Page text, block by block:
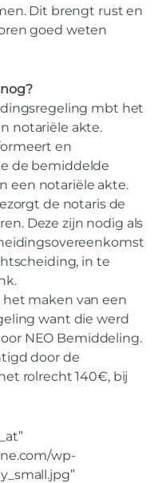
Dit brengt rust en
goed weten
mbt het
notariële akte.
en
de bemiddelde
een notariële akte.
de notaris de
Deze zijn nodig als
in te
maken van een
want die werd
NEO Bemiddeling.
door de
rolrecht 140€, bij
wp-